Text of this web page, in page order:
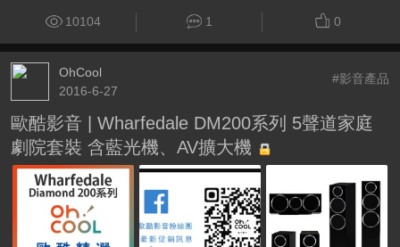
10104 1 0
OhCool
2016-6-27
#影音產品
歐酷影音 | Wharfedale DM200系列 5聲道家庭
劇院套裝 含藍光機、AV擴大機